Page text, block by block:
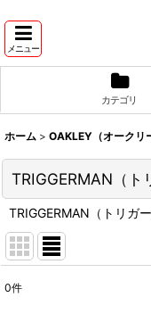
メニュー
カテゴリ
ホーム > OAKLEY（オークリ
TRIGGERMAN（ト
TRIGGERMAN（トリガ
0件